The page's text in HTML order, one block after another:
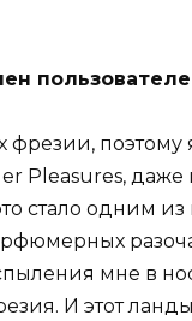
фрезии, поэтому
Pleasures, даже
стало одним
мне в
И этот